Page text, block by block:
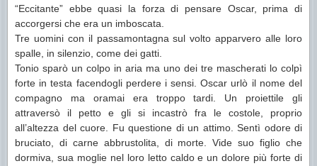
“Eccitante” ebbe quasi la forza di pensare Oscar, prima di
accorgersi che era un imboscata.
Tre uomini con il passamontagna sul volto apparvero alle loro
spalle, in silenzio, come dei gatti.
Tonio sparò un colpo in aria ma uno dei tre mascherati lo colpì
forte in testa facendogli perdere i sensi. Oscar urlò il nome del
compagno ma oramai era troppo tardi. Un proiettile gli
attraversò il petto e gli si incastrò fra le costole, proprio
all’altezza del cuore. Fu questione di un attimo. Sentì odore di
bruciato, di carne abbrustolita, di morte. Vide suo figlio che
dormiva, sua moglie nel loro letto caldo e un dolore più forte di